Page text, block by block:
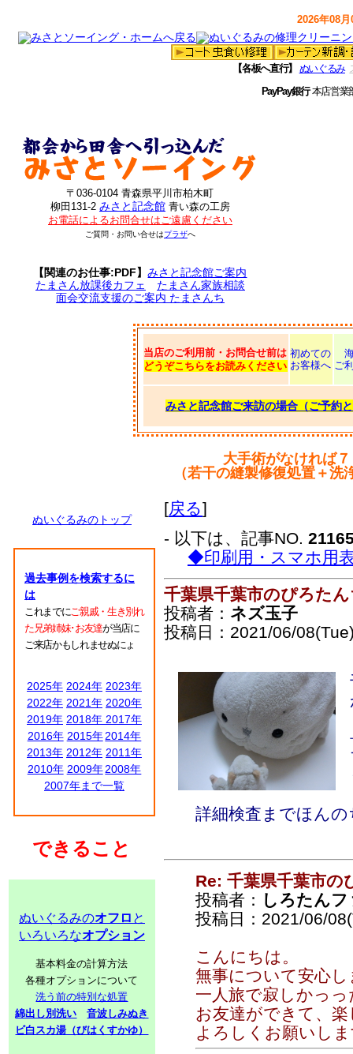
2026年08
【各板へ直行】 ぬいぐるみ
PayPay銀行本店営
〒036-0104 青森県平川市柏木町
柳田131-2 みさと記念館 青い森の工房
お電話によるお問合せはご遠慮ください
ご質問・お問い合せはプラザへ
【関連のお仕事:PDF】みさと記念館ご案内
たまさん放課後カフェ
たまさん家族相談
面会交流支援のご案内 たまさんち
当店のご利用前・お問合せ前は
どうぞこちらをお読みください
初めての
お客様へ ご
みさと記念館ご来訪の場合（ご予約
大手術がなければ
（若干の縫製修復処置＋
ぬいぐるみのトップ
過去事例を検索するに
は
これまでにご親戚・生き別れ
た兄弟姉妹･お友達が当店に
ご来店かもしれませぬにょ
2025年 2024年 2023年
2022年 2021年 2020年
2019年 2018年 2017年
2016年 2015年 2014年
2013年 2012年 2011年
2010年 2009年 2008年
2007年まで一覧
できること
ぬいぐるみのオフロ と
いろいろなオプション
基本料金の計算方法
各種オプションについて
洗う前の特別な処置
綿出し別洗い
音波しみぬき
ビ白スカ湯（びはくすかゆ）
[戻る]
- 以下は、記事NO.
◆印刷用・スマホ用
千葉県千葉市のぴろた
投稿者： ネズ玉子
投稿日：2021/06/
詳細検査までほん
Re: 千葉県千葉市の
投稿者： しろたん
投稿日：2021/06/
こんにちは。
無事について安心
一人旅で寂しかっ
お友達ができて、
よろしくお願いし